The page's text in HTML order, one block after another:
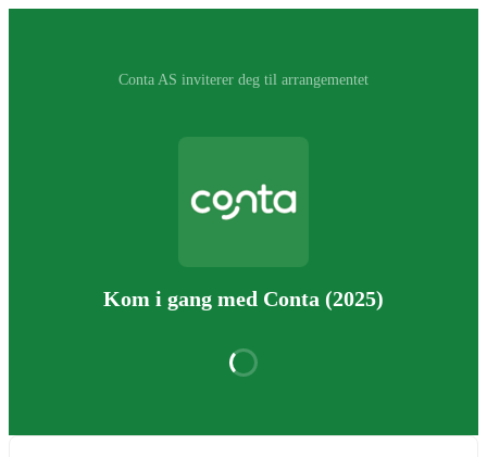
‪Conta AS‬ inviterer deg til arrangementet
Kom i gang med Conta (2025)